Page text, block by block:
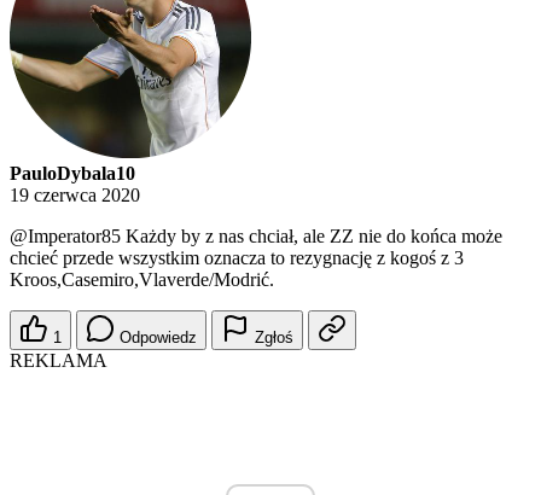
PauloDybala10
19 czerwca 2020
@Imperator85 Każdy by z nas chciał, ale ZZ nie do końca może
chcieć przede wszystkim oznacza to rezygnację z kogoś z 3
Kroos,Casemiro,Vlaverde/Modrić.
1 Odpowiedz Zgłoś
REKLAMA